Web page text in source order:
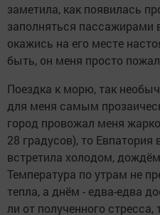
заметила, как появилась
заполняться
окажись на его месте
быть, он меня просто
Поездка к морю, так
для меня самым
город провожал меня
28 градусов), то Евпатория
встретила холодом,
Температура по утрам не
тепла, а днём - едва-едва
ли от полученного